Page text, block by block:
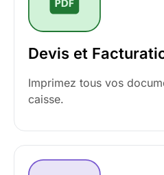
Devis et
Imprimez tous vos
caisse.